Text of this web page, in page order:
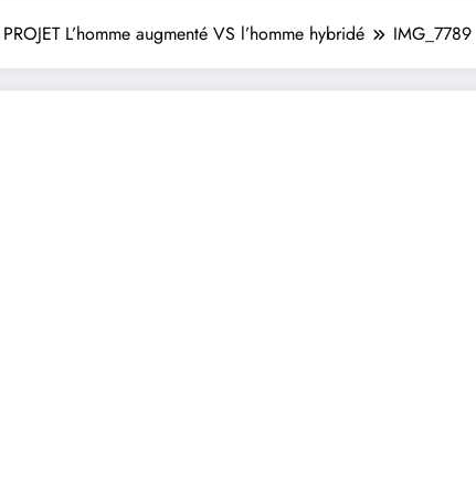
L’homme augmenté VS l’homme hybridé IMG_7789